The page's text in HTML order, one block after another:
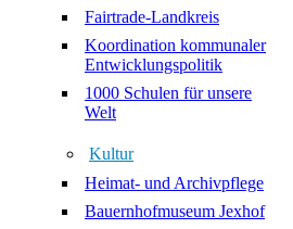
Fairtrade-Landkreis
Koordination kommunaler
Entwicklungspolitik
1000 Schulen für unsere
Welt
Kultur
Heimat- und Archivpflege
Bauernhofmuseum Jexhof